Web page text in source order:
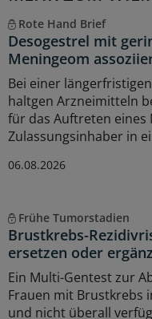
Rote Hand Brief
Desogestrel mit
Meningeom
Bei einer
haltgen Arzneimitteln
für das Auftreten eines
Zulassungsinhaber in
06.08.2026
Frühe Tumorstadien
Brustkrebs-
ersetzen oder
Ein Multi-Gentest zur
Frauen mit Brustkrebs
und nicht überall